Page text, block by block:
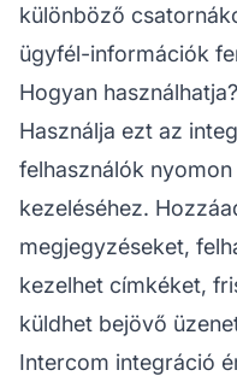
különböző
ügyfél-információk
Hogyan használhatja?
Használja ezt az
felhasználók
kezeléséhez.
megjegyzéseket,
kezelhet címkéket,
küldhet bejövő
Intercom integráció